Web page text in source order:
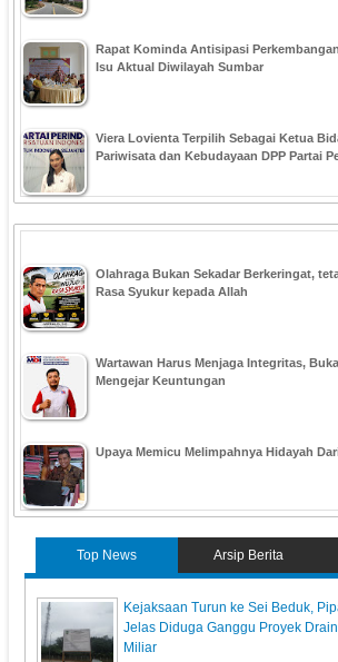
Rapat Kominda Antisipasi
Isu Aktual Diwilayah Sumbar
Viera Lovienta Terpilih Sebagai Ketua
Pariwisata dan Kebudayaan DPP Partai
Olahraga Bukan Sekadar Berkeringat,
Rasa Syukur kepada Allah
Wartawan Harus Menjaga Integritas,
Mengejar Keuntungan
Upaya Memicu Melimpahnya Hidayah
Top News Arsip Berita
Kejaksaan Turun ke Sei Beduk,
Jelas Diduga Ganggu Proyek
Miliar